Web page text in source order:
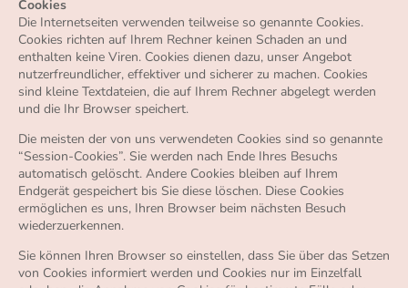
Cookies
Die Internetseiten verwenden teilweise so genannte Cookies.
Cookies richten auf Ihrem Rechner keinen Schaden an und
enthalten keine Viren. Cookies dienen dazu, unser Angebot
nutzerfreundlicher, effektiver und sicherer zu machen. Cookies
sind kleine Textdateien, die auf Ihrem Rechner abgelegt werden
und die Ihr Browser speichert.
Die meisten der von uns verwendeten Cookies sind so genannte
“Session-Cookies”. Sie werden nach Ende Ihres Besuchs
automatisch gelöscht. Andere Cookies bleiben auf Ihrem
Endgerät gespeichert bis Sie diese löschen. Diese Cookies
ermöglichen es uns, Ihren Browser beim nächsten Besuch
wiederzuerkennen.
Sie können Ihren Browser so einstellen, dass Sie über das Setzen
von Cookies informiert werden und Cookies nur im Einzelfall